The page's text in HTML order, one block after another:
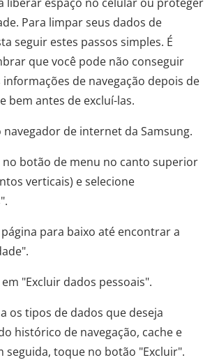
Para limpar seus dados de
seguir estes passos simples. É
que você pode não conseguir
de navegação depois de
bem antes de excluí-las.
navegador de internet da Samsung.
no botão de menu no canto superior
verticais) e selecione
página para baixo até encontrar a
"Excluir dados pessoais".
os tipos de dados que deseja
histórico de navegação, cache e
seguida, toque no botão "Excluir".